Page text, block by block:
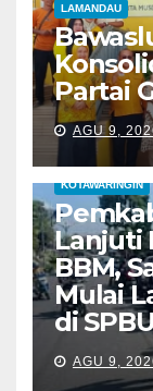
LAMANDAU
Partai
AGU 9,
KOTAWARINGIN
Lanjuti
BBM,
Mulai
di
AGU 9,